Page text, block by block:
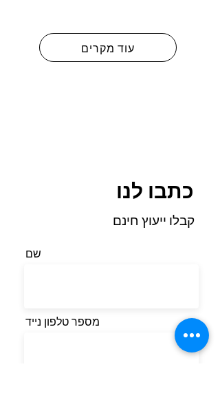
עוד מקרים
כתבו לנו
קבלו ייעוץ חינם
שם
מספר טלפון נייד